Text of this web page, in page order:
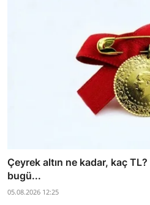
Çeyrek altın ne kadar, kaç TL?
bugü...
05.08.2026 12:25